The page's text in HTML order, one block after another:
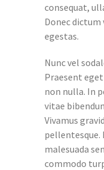
consequat,
Donec
egestas.
Nunc vel
Praesent
non nulla. In
vitae
Vivamus
pellentesque.
malesuada
commodo